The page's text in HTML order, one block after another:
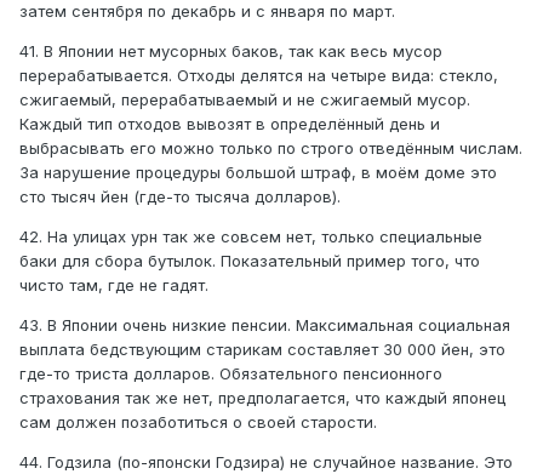
затем сентября по декабрь и с января по март.
41. В Японии нет мусорных баков, так как весь мусор
перерабатывается. Отходы делятся на четыре вида: стекло,
сжигаемый, перерабатываемый и не сжигаемый мусор.
Каждый тип отходов вывозят в определённый день и
выбрасывать его можно только по строго отведённым числам.
За нарушение процедуры большой штраф, в моём доме это
сто тысяч йен (где-то тысяча долларов).
42. На улицах урн так же совсем нет, только специальные
баки для сбора бутылок. Показательный пример того, что
чисто там, где не гадят.
43. В Японии очень низкие пенсии. Максимальная социальная
выплата бедствующим старикам составляет 30 000 йен, это
где-то триста долларов. Обязательного пенсионного
страхования так же нет, предполагается, что каждый японец
сам должен позаботиться о своей старости.
44. Годзила (по-японски Годзира) не случайное название. Это